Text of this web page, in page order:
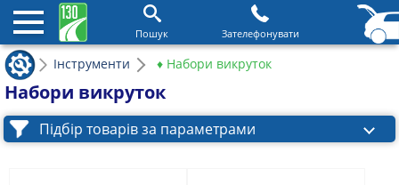
Пошук Зателефонувати
Інструменти ♦ Набори викруток
Набори викруток
Підбір товарів за параметрами